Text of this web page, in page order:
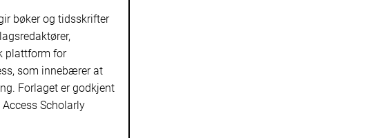
bøker og tidsskrifter
plattform for
som innebærer at
Forlaget er godkjent
Scholarly